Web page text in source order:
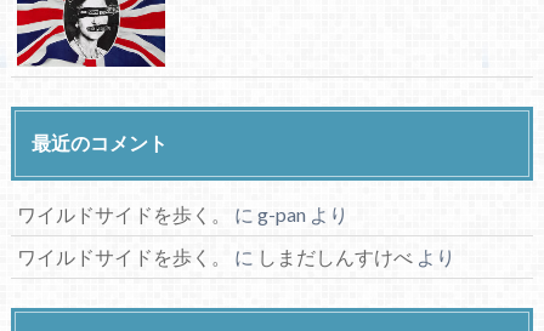
最近のコメント
ワイルドサイドを歩く。 に g-panより
ワイルドサイドを歩く。
に しまだしんすけべより